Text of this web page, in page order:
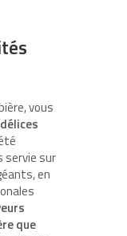
vous
servie sur
en
que